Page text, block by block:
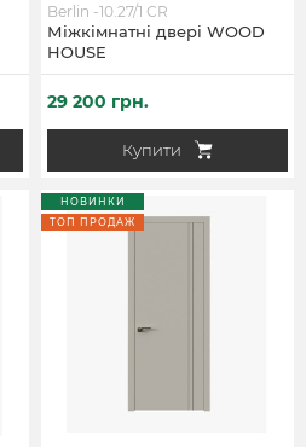
Міжкімнатні двері WOOD
HOUSE
Berlin -10.27/1 СR
Купити
29 200 грн.
НОВИНКИ
ТОП ПРОДАЖ